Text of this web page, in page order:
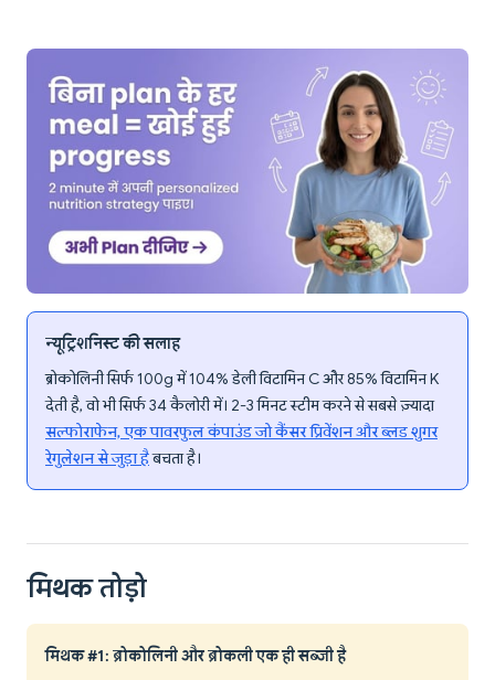
न्यूट्रिशनिस्ट की सलाह
ब्रोकोलिनी सिर्फ 100g में 104% डेली विटामिन C और 85% विटामिन K
देती है, वो भी सिर्फ 34 कैलोरी में। 2-3 मिनट स्टीम करने से सबसे ज़्यादा
सल्फोराफेन, एक पावरफुल कंपाउंड जो कैंसर प्रिवेंशन और ब्लड शुगर
रेगुलेशन से जुड़ा हैबचता है।
मिथक तोड़ो
मिथक #1: ब्रोकोलिनी और ब्रोकली एक ही सब्जी है